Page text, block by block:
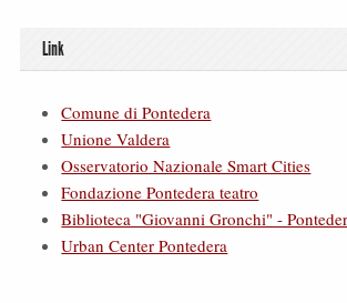
Link
Comune di Pontedera
Unione Valdera
Osservatorio Nazionale Smart Cities
Fondazione Pontedera teatro
Biblioteca "Giovanni Gronchi" -
Urban Center Pontedera